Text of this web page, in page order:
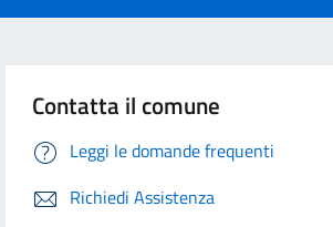
Contatta il comune
Leggi le domande frequenti
Richiedi Assistenza